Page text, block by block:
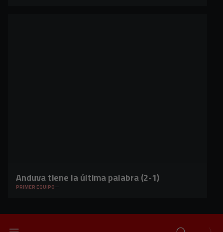
Anduva tiene la última palabra (2-1)
PRIMER EQUIPO